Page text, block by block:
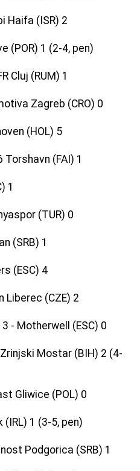
Haifa (ISR) 2
(POR) 1 (2-4, pen)
Cluj (RUM) 1
Zagreb (CRO) 0
(HOL) 5
Torshavn (FAI) 1
1
(TUR) 0
(SRB) 1
(ESC) 4
Liberec (CZE) 2
- Motherwell (ESC) 0
Mostar (BIH) 2 (4-
Gliwice (POL) 0
(IRL) 1 (3-5, pen)
Podgorica (SRB) 1